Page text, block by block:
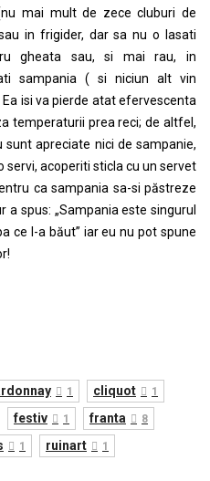
mai mult de zece cluburi de
in frigider, dar sa nu o lasati
gheata sau, si mai rau, in
sampania ( si niciun alt vin
isi va pierde atat efervescenta
temperaturii prea reci; de altfel,
apreciate nici de sampanie,
servi, acoperiti sticla cu un servet
ca sampania sa-si păstreze
spus: „Sampania este singurul
ce l-a băut” iar eu nu pot spune
1 cliquot 1
festiv 1 franta 8
1 ruinart 1